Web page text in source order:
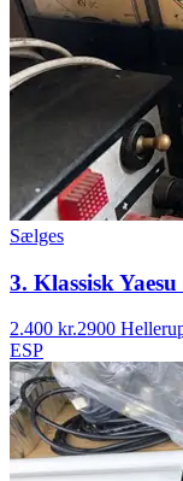
Sælges
3. Klassisk
2.400 kr.2900
ESP